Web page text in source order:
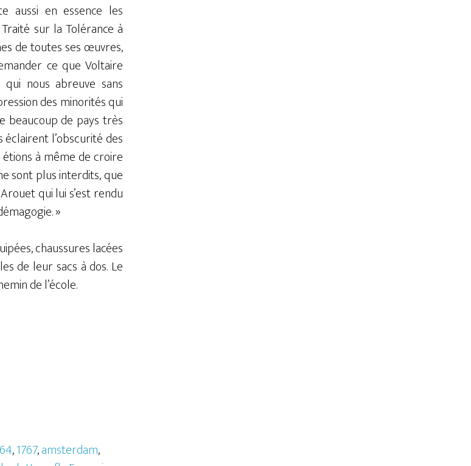
aussi en essence les
sur la Tolérance à
de toutes ses œuvres,
ce que Voltaire
nous abreuve sans
des minorités qui
beaucoup de pays très
l’obscurité des
à même de croire
sont plus interdits, que
qui lui s’est rendu
»
chaussures lacées
de leur sacs à dos. Le
de l’école.
,1767,amsterdam,